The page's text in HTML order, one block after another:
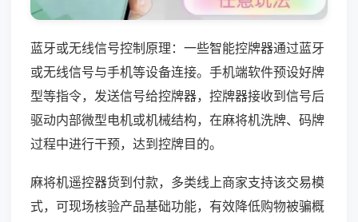
蓝牙或无线信号控制原理：一些智能控牌器通过蓝牙
或无线信号与手机等设备连接。手机端软件预设好牌
型等指令，发送信号给控牌器，控牌器接收到信号后
驱动内部微型电机或机械结构，在麻将机洗牌、码牌
过程中进行干预，达到控牌目的。
麻将机遥控器货到付款，多类线上商家支持该交易模
式，可现场核验产品基础功能，有效降低购物被骗概